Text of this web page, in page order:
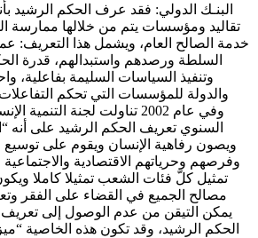
تقاليد ومؤسسات يتم من خلالها ممارسة
خدمة الصالح العام، ويشمل هذا التعريف:
السلطة ورصدهم واستبدالهم، قدرة
وتنفيذ السياسات السليمة بفاعلية،
والدولة للمؤسسات التي تحكم التفاعلات
وفي عام 2002 تناولت لجنة
السنوي تعريف الحكم الرشيد على أنه
ويصون رفاهية الإنسان ويقوم على توسيع
وفرصهم وحرياتهم الاقتصادية
تمثيل كلّ فئات الشعب تمثيلا كاملا
مصالح الجميع في القضاء على الفقر
يمكن التيقن من عدم الوصول إلى
الحكم الرشيد، وقد تكون هذه الخاصية